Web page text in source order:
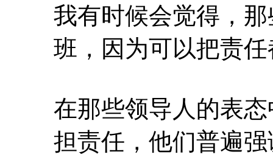
我有时候会觉得，
班，因为可以把责
在那些领导人的表
担责任，他们普遍